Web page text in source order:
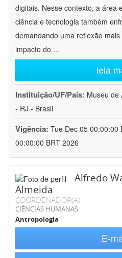
digitais. Nesse contexto, a área
ciência e tecnologia também
demandando uma reflexão
impacto do ...
leia
Instituição/UF/País: Museu de
- RJ - Brasil
Vigência: Tue Dec 05 00:00:00
00:00:00 BRT 2026
Alfredo
Almeida
COORDENADOR(A)
CIÊNCIAS HUMANAS
Antropologia
E-